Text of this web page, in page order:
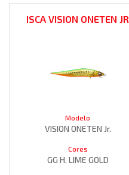
ISCA VISION ONETEN JR
Modelo
VISION ONETEN Jr.
Cores
GG H. LIME GOLD